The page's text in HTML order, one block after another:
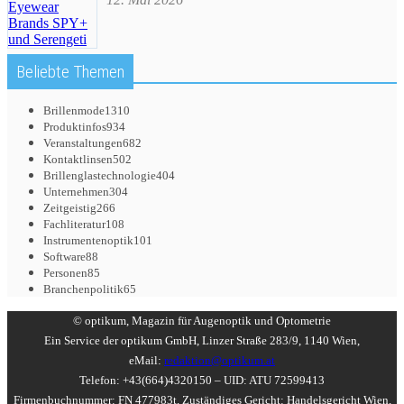
Beliebte Themen
Brillenmode1310
Produktinfos934
Veranstaltungen682
Kontaktlinsen502
Brillenglastechnologie404
Unternehmen304
Zeitgeistig266
Fachliteratur108
Instrumentenoptik101
Software88
Personen85
Branchenpolitik65
© optikum, Magazin für Augenoptik und Optometrie
Ein Service der optikum GmbH, Linzer Straße 283/9, 1140 Wien,
eMail: redaktion@optikum.at
Telefon: +43(664)4320150 – UID: ATU 72599413
Firmenbuchnummer: FN 477983t, Zuständiges Gericht: Handelsgericht Wien,